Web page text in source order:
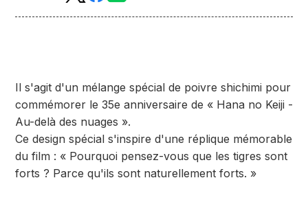
Il s'agit d'un mélange spécial de poivre shichimi pour
commémorer le 35e anniversaire de « Hana no Keiji -
Au-delà des nuages ».
Ce design spécial s'inspire d'une réplique mémorable
du film : « Pourquoi pensez-vous que les tigres sont
forts ? Parce qu'ils sont naturellement forts. »